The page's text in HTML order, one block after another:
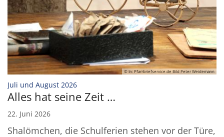
© In: Pfarrbriefservice.de Bild Peter Weidemann
Juli und August 2026:
Alles hat seine Zeit …
22. Juni 2026
Shalömchen, die Schulferien stehen vor der Türe,